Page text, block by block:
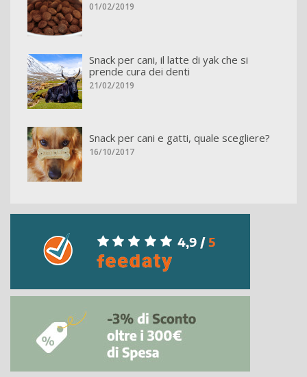
01/02/2019
Snack per cani, il latte di yak che si
prende cura dei denti
21/02/2019
Snack per cani e gatti, quale scegliere?
16/10/2017